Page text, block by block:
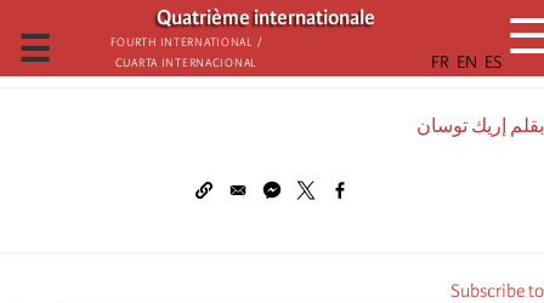
تجاوز
إلى
المحتوى
Quatrième internationale
Fourth International /
Cuarta Internacional
☰
بقلم إريك توسان
Subscribe to